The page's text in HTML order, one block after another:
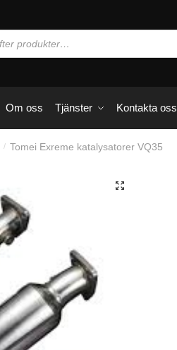
Om oss Tjänster Kontakta oss
/ Tomei Exreme katalysatorer VQ35
🔍